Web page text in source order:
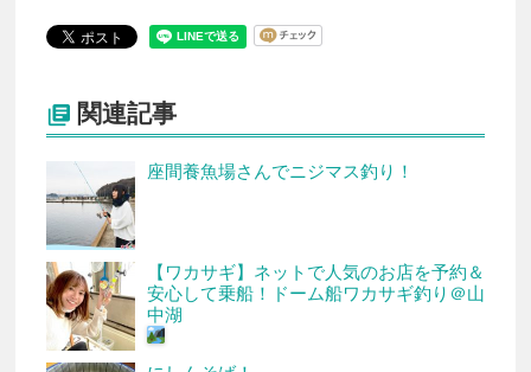
 関連記事
座間養魚場さんでニジマス釣り！
【ワカサギ】ネットで人気のお店を予約＆
安心して乗船！ドーム船ワカサギ釣り＠山
中湖